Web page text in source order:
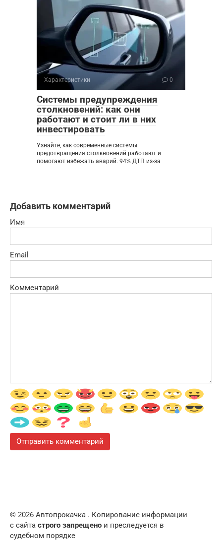
Характеристики 0
Системы предупреждения
столкновений: как они
работают и стоит ли в них
инвестировать
Узнайте, как современные системы
предотвращения столкновений работают и
помогают избежать аварий. 94% ДТП из-за
Добавить комментарий
Имя
Email
Комментарий
© 2026 Автопрокачка . Копирование информации
с сайта строго запрещено и преследуется в
судебном порядке